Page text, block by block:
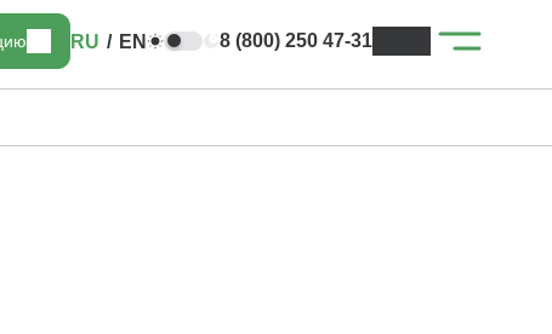
RU / EN 8 (800) 250 47-31